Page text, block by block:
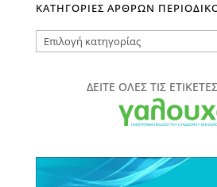
ΚΑΤΗΓΟΡΙΕΣ ΑΡΘΡΩΝ
ΚΑΤΗΓΟΡΙΕΣ
ΠΕΡΙΟΔΙΚΟΥΔΕΙΤΕ ΟΛΕΣ ΤΙΣ